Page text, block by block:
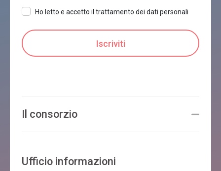
Ho letto e accetto il trattamento dei dati personali
Il consorzio
Ufficio informazioni